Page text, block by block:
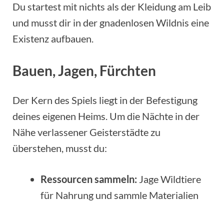
Du startest mit nichts als der Kleidung am Leib
und musst dir in der gnadenlosen Wildnis eine
Existenz aufbauen.
Bauen, Jagen, Fürchten
Der Kern des Spiels liegt in der Befestigung
deines eigenen Heims. Um die Nächte in der
Nähe verlassener Geisterstädte zu
überstehen, musst du:
Ressourcen sammeln: Jage Wildtiere
für Nahrung und sammle Materialien